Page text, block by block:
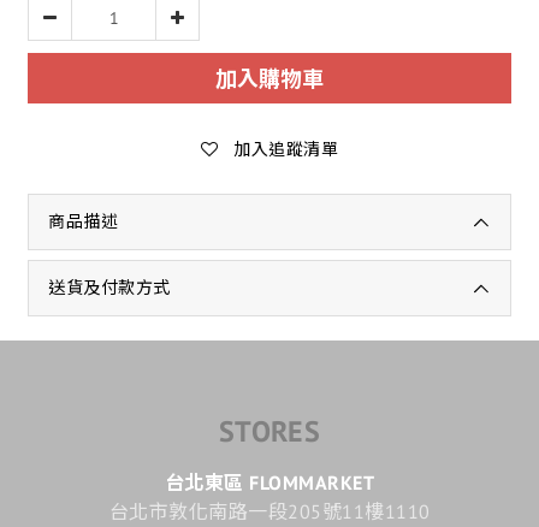
加入購物車
加入追蹤清單
商品描述
送貨及付款方式
STORES
台北東區 FLOMMARKET
台北市敦化南路一段205號11樓1110